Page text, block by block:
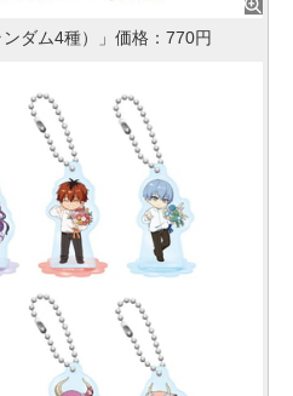
ンダム4種）」価格：770円